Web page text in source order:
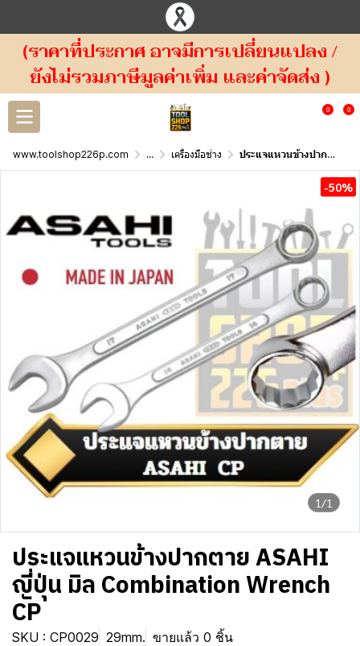
(ราคาที่ประกาศ อาจมีการเปลี่ยนแปลง /
ยังไม่รวมภาษีมูลค่าเพิ่ม และค่าจัดส่ง )
0 0
www.toolshop226p.com ... เครื่องมือช่าง ประแจแหวนข้างปากตาย ASAHI ญี่ปุ่น มิล Combination Wrench CP
1/1
-50%
ประแจแหวนข้างปากตาย ASAHI
ญี่ปุ่น มิล Combination Wrench
CP
SKU : CP0029 29mm. ขายแล้ว 0 ชิ้น